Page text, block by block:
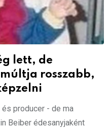
lett, de
rosszabb,
producer - de ma
Beiber édesanyjaként